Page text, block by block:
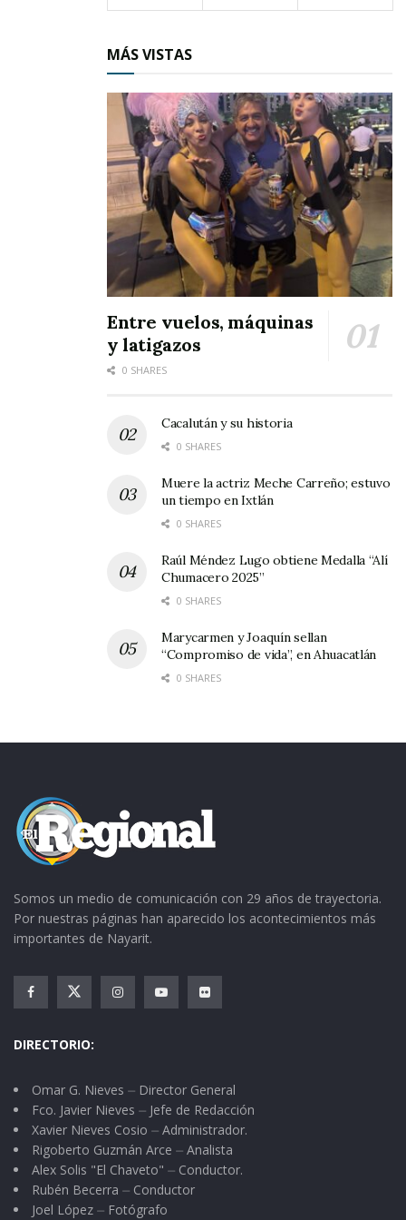
MÁS VISTAS
Entre vuelos, máquinas
y latigazos
0 SHARES
Cacalután y su historia
0 SHARES
Muere la actriz Meche Carreño; estuvo
un tiempo en Ixtlán
0 SHARES
Raúl Méndez Lugo obtiene Medalla “Alí
Chumacero 2025”
0 SHARES
Marycarmen y Joaquín sellan
“Compromiso de vida”, en Ahuacatlán
0 SHARES
Somos un medio de comunicación con 29 años de trayectoria.
Por nuestras páginas han aparecido los acontecimientos más
importantes de Nayarit.
DIRECTORIO:
Omar G. Nieves ⏤ Director General
Fco. Javier Nieves ⏤ Jefe de Redacción
Xavier Nieves Cosio ⏤ Administrador.
Rigoberto Guzmán Arce ⏤ Analista
Alex Solis "El Chaveto" ⏤ Conductor.
Rubén Becerra ⏤ Conductor
Joel López ⏤ Fotógrafo